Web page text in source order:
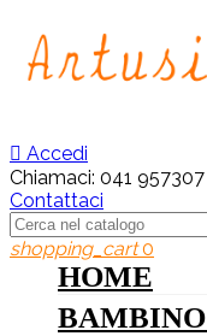
 Accedi
Chiamaci: 041 957307
Contattaci
shopping_cart 0
HOME
BAMBINO